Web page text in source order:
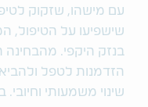
עם מישהו, שזקוק
שישפיעו על הטיפול,
בנזק היקפי. מהבחינה
הזדמנות לטפל
שינוי משמעותי